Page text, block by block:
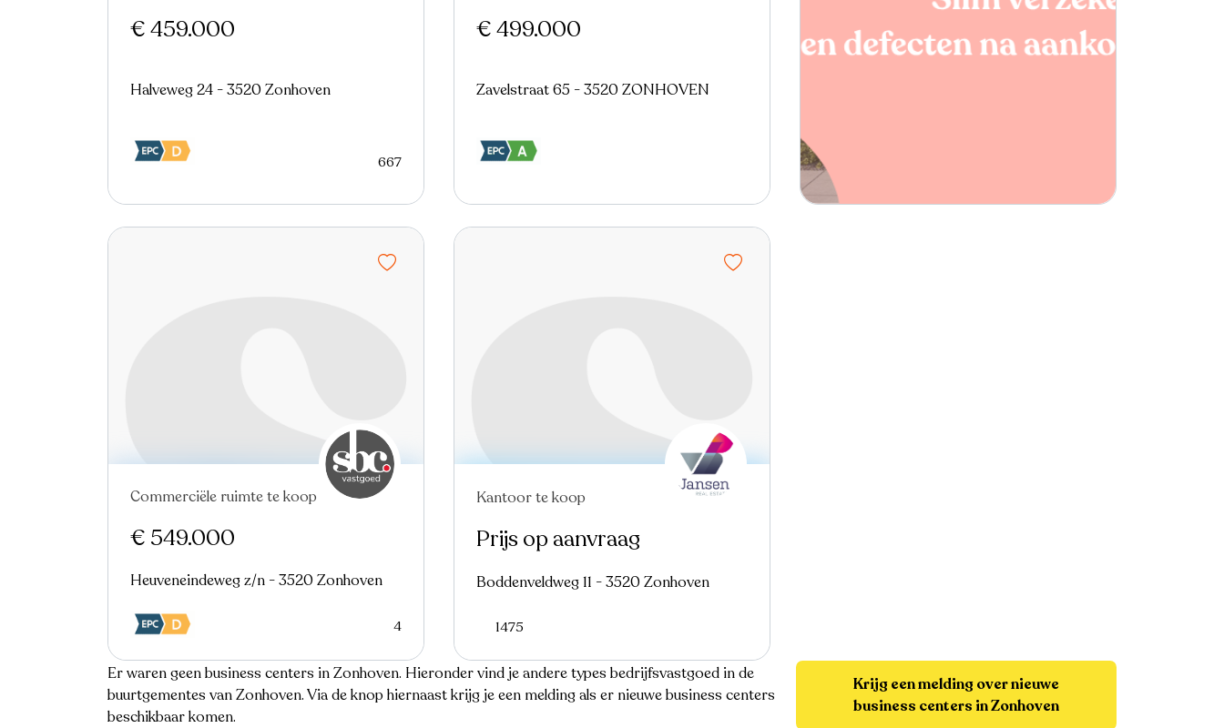
€ 459.000
Halveweg 24 - 3520 Zonhoven
667
€ 499.000
Zavelstraat 65 - 3520 ZONHOVEN
Commerciële ruimte te koop
€ 549.000
Heuveneindeweg z/n - 3520 Zonhoven
4
Kantoor te koop
Prijs op aanvraag
Boddenveldweg 11 - 3520 Zonhoven
1475
Er waren geen business centers in Zonhoven. Hieronder vind je andere types bedrijfsvastgoed in de
buurtgementes van Zonhoven. Via de knop hiernaast krijg je een melding als er nieuwe business centers
beschikbaar komen.
Krijg een melding over nieuwe
business centers in Zonhoven